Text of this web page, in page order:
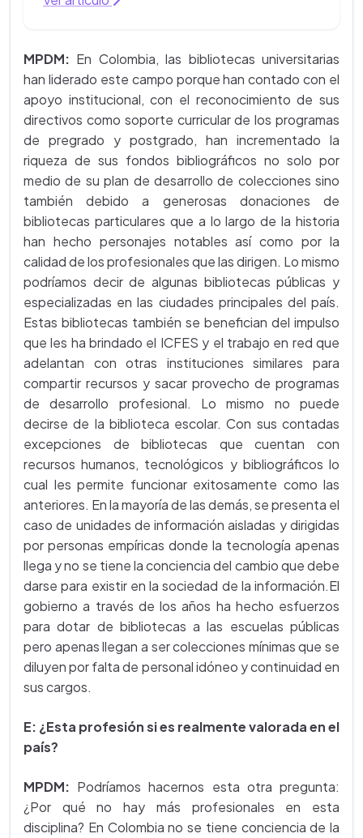
MPDM: En Colombia, las bibliotecas universitarias
han liderado este campo porque han contado con el
apoyo institucional, con el reconocimiento de sus
directivos como soporte curricular de los programas
de pregrado y postgrado, han incrementado la
riqueza de sus fondos bibliográficos no solo por
medio de su plan de desarrollo de colecciones sino
también debido a generosas donaciones de
bibliotecas particulares que a lo largo de la historia
han hecho personajes notables así como por la
calidad de los profesionales que las dirigen. Lo mismo
podríamos decir de algunas bibliotecas públicas y
especializadas en las ciudades principales del país.
Estas bibliotecas también se benefician del impulso
que les ha brindado el ICFES y el trabajo en red que
adelantan con otras instituciones similares para
compartir recursos y sacar provecho de programas
de desarrollo profesional. Lo mismo no puede
decirse de la biblioteca escolar. Con sus contadas
excepciones de bibliotecas que cuentan con
recursos humanos, tecnológicos y bibliográficos lo
cual les permite funcionar exitosamente como las
anteriores. En la mayoría de las demás, se presenta el
caso de unidades de información aisladas y dirigidas
por personas empíricas donde la tecnología apenas
llega y no se tiene la conciencia del cambio que debe
darse para existir en la sociedad de la información.El
gobierno a través de los años ha hecho esfuerzos
para dotar de bibliotecas a las escuelas públicas
pero apenas llegan a ser colecciones mínimas que se
diluyen por falta de personal idóneo y continuidad en
sus cargos.
E: ¿Esta profesión si es realmente valorada en el
país?
MPDM: Podríamos hacernos esta otra pregunta:
¿Por qué no hay más profesionales en esta
disciplina? En Colombia no se tiene conciencia de la